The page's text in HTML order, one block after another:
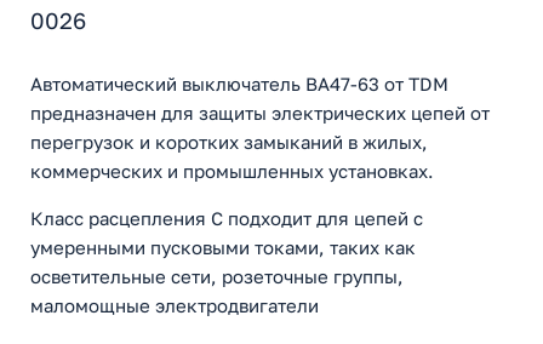
0026
Автоматический выключатель ВА47-63 от TDM
предназначен для защиты электрических цепей от
перегрузок и коротких замыканий в жилых,
коммерческих и промышленных установках.
Класс расцепления C подходит для цепей с
умеренными пусковыми токами, таких как
осветительные сети, розеточные группы,
маломощные электродвигатели